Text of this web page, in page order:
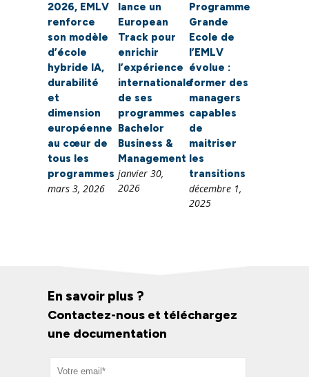
2026, EMLV
renforce
son modèle
d’école
hybride IA,
durabilité
et
dimension
européenne
au cœur de
tous les
programmes
mars 3, 2026
lance un
European
Track pour
enrichir
l’expérience
internationale
de ses
programmes
Bachelor
Business &
Management
janvier 30,
2026
Programme
Grande
Ecole de
l’EMLV
évolue :
former des
managers
capables
de
maitriser
les
transitions
décembre 1,
2025
En savoir plus ?
Contactez-nous et téléchargez
une documentation